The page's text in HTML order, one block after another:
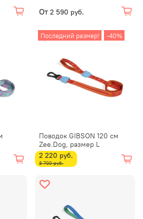
От 2 590 руб.
Последний размер! -40%
Поводок GIBSON 120 см
Zee.Dog, размер L
2 220 руб.
3 700 руб.